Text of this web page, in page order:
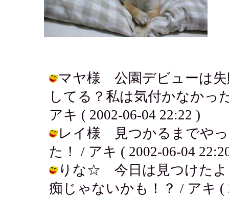
マヤ様 公園デビューは失
してる？私は気付かなかっ
アキ ( 2002-06-04 22:22 )
レイ様 見つかるまでやっ
た！ / アキ ( 2002-06-04
りな☆ 今日は見つけたよ
痴じゃないかも！？ / アキ (